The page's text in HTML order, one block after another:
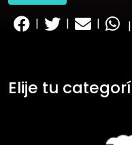
| | | |
Elije tu